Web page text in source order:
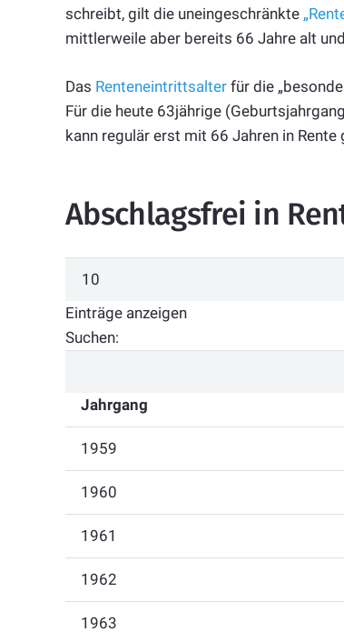
schreibt, gilt die uneingeschränkte
mittlerweile aber bereits 66 Jahre alt
Das Renteneintrittsalter für die
Für die heute 63jährige
kann regulär erst mit 66 Jahren in Rente
Abschlagsfrei in
Einträge anzeigen
Suchen:
Jahrgang
1959
1960
1961
1962
1963